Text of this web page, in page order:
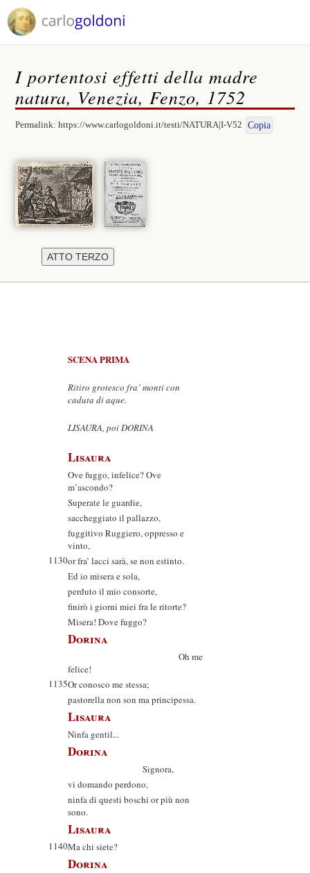
I portentosi effetti della madre
natura, Venezia, Fenzo, 1752
Permalink:https://www.carlogoldoni.it/testi/NATURA|I-V52 Copia
SCENA PRIMA
Ritiro grotesco fra’ monti con
caduta di aque.
LISAURA, poi DORINA
Lisaura
Ove fuggo, infelice? Ove
m’ascondo?
Superate le guardie,
saccheggiato il pallazzo,
fuggitivo Ruggiero, oppresso e
vinto,
1130or fra’ lacci sarà, se non estinto.
Ed io misera e sola,
perduto il mio consorte,
finirò i giorni miei fra le ritorte?
Misera! Dove fuggo?
Dorina
Oh me
felice!
1135Or conosco me stessa;
pastorella non son ma principessa.
Lisaura
Ninfa gentil...
Dorina
Signora,
vi domando perdono,
ninfa di questi boschi or più non
sono.
Lisaura
1140Ma chi siete?
Dorina